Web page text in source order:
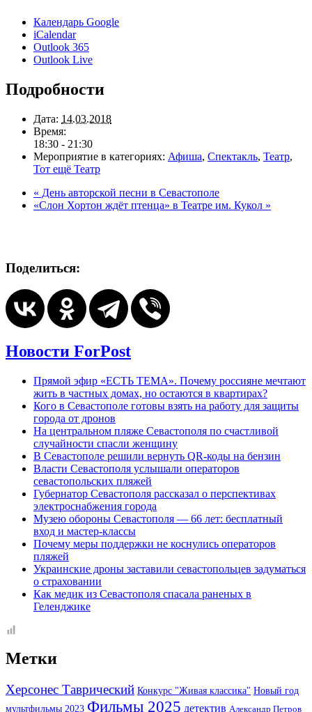
Календарь Google
iCalendar
Outlook 365
Outlook Live
Подробности
Дата: 14.03.2018
Время:
18:30 - 21:30
Мероприятие в категориях: Афиша, Спектакль, Театр,
Тот ещё Театр
« День авторской песни в Севастополе
«Слон Хортон ждёт птенца» в Театре им. Кукол »
Поделиться:
Новости ForPost
Прямой эфир «ЕСТЬ ТЕМА». Почему россияне мечтают
жить в частных домах, но остаются в квартирах?
Кого в Севастополе готовы взять на работу для защиты
города от дронов
На центральном пляже Севастополя по счастливой
случайности спасли женщину
В Севастополе решили вернуть QR-коды на бензин
Власти Севастополя услышали операторов
севастопольских пляжей
Губернатор Севастополя рассказал о перспективах
электроснабжения города
Музею обороны Севастополя — 66 лет: бесплатный
вход и мастер-классы
Почему меры поддержки не коснулись операторов
пляжей
Украинские дроны заставили севастопольцев задуматься
о страховании
Как медик из Севастополя спасала раненых в
Геленджике
Метки
Херсонес Таврический Конкурс "Живая классика" Новый год
мультфильмы 2023 Фильмы 2025 детектив Александр Петров